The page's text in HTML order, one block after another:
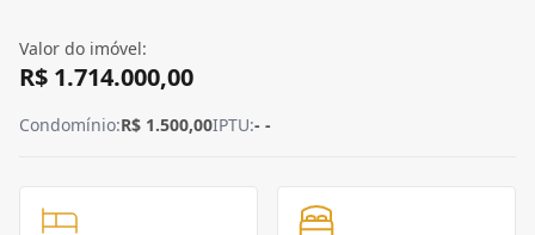
Valor do imóvel:
R$ 1.714.000,00
Condomínio:R$ 1.500,00IPTU:- -